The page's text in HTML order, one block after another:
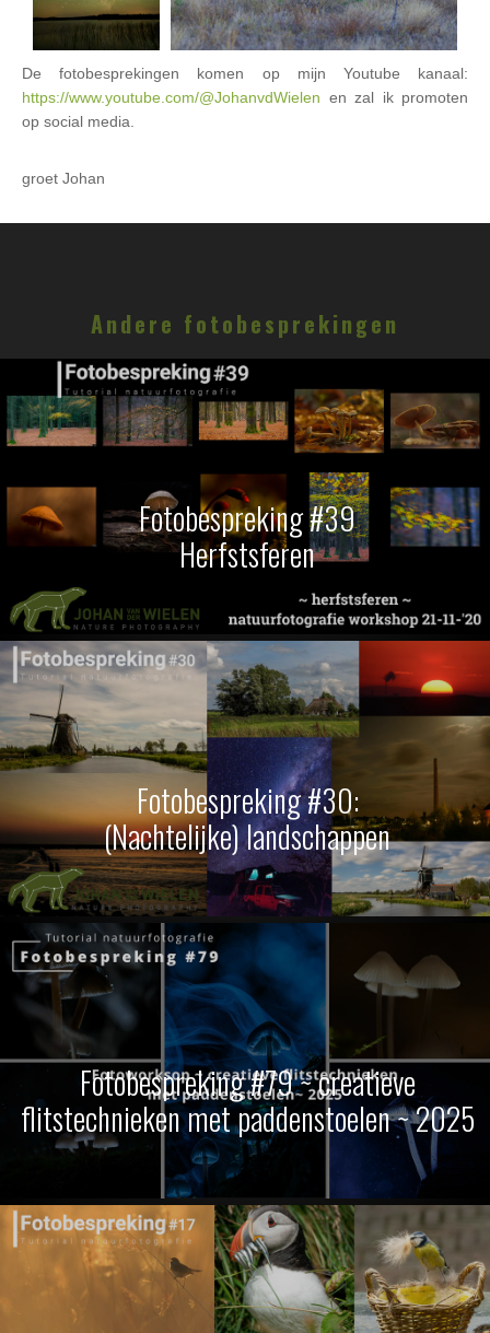
De fotobesprekingen komen op mijn Youtube kanaal:
https://www.youtube.com/@JohanvdWielen en zal ik promoten
op social media.
groet Johan
Andere fotobesprekingen
Fotobespreking #39
Herfstsferen
Fotobespreking #30:
(Nachtelijke) landschappen
Fotobespreking #79 ~ creatieve
flitstechnieken met paddenstoelen ~ 2025